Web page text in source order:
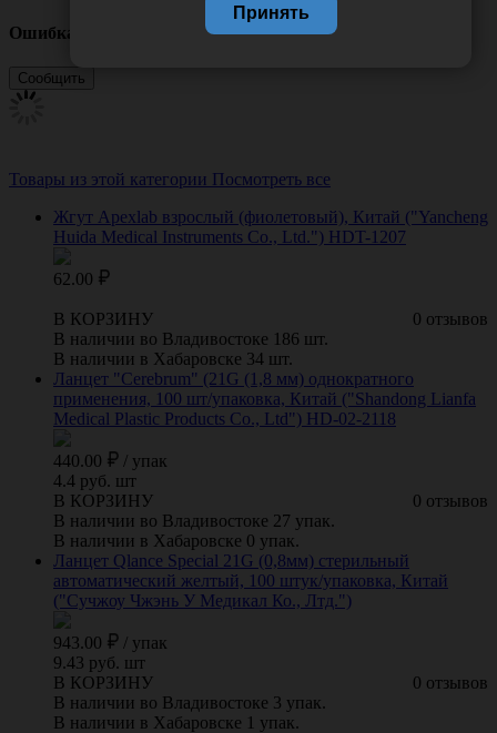
Ошибка
Товары из этой категории Посмотреть все
Жгут Apexlab взрослый (фиолетовый), Китай ("Yancheng
Huida Medical Instruments Co., Ltd.") HDT-1207
62.00
0 отзывов
В КОРЗИНУ
В наличии во Владивостоке 186 шт.
В наличии в Хабаровске 34 шт.
Ланцет "Cerebrum" (21G (1,8 мм) однократного
применения, 100 шт/упаковка, Китай ("Shandong Lianfa
Medical Plastic Products Co., Ltd") HD-02-2118
440.00 / упак
4.4 руб. шт
0 отзывов
В КОРЗИНУ
В наличии во Владивостоке 27 упак.
В наличии в Хабаровске 0 упак.
Ланцет Qlance Special 21G (0,8мм) стерильный
автоматический желтый, 100 штук/упаковка, Китай
("Сучжоу Чжэнь У Медикал Ко., Лтд.")
943.00 / упак
9.43 руб. шт
0 отзывов
В КОРЗИНУ
В наличии во Владивостоке 3 упак.
В наличии в Хабаровске 1 упак.
Принять